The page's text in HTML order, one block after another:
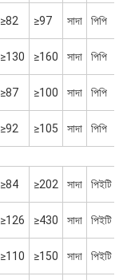
≥82 ≥97 সাদা পিপি
≥130 ≥160 সাদা পিপি
≥87 ≥100 সাদা পিপি
≥92 ≥105 সাদা পিপি
≥84 ≥202 সাদা পিইটি
≥126 ≥430 সাদা পিইটি
≥110 ≥150 সাদা পিইটি